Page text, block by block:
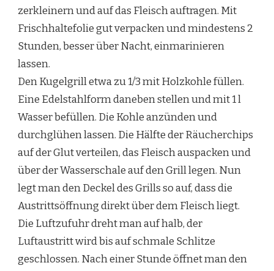
zerkleinern und auf das Fleisch auftragen. Mit
Frischhaltefolie gut verpacken und mindestens 2
Stunden, besser über Nacht, einmarinieren
lassen.
Den Kugelgrill etwa zu 1/3 mit Holzkohle füllen.
Eine Edelstahlform daneben stellen und mit 1 l
Wasser befüllen. Die Kohle anzünden und
durchglühen lassen. Die Hälfte der Räucherchips
auf der Glut verteilen, das Fleisch auspacken und
über der Wasserschale auf den Grill legen. Nun
legt man den Deckel des Grills so auf, dass die
Austrittsöffnung direkt über dem Fleisch liegt.
Die Luftzufuhr dreht man auf halb, der
Luftaustritt wird bis auf schmale Schlitze
geschlossen. Nach einer Stunde öffnet man den